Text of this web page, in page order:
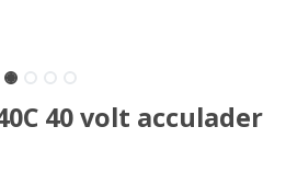
40 volt acculader